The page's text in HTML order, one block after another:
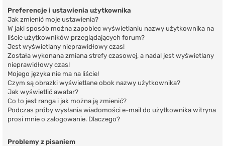
Preferencje i ustawienia użytkownika
Jak zmienić moje ustawienia?
W jaki sposób można zapobiec wyświetlaniu nazwy użytkownika na
liście użytkowników przeglądających forum?
Jest wyświetlany nieprawidłowy czas!
Została wykonana zmiana strefy czasowej, a nadal jest wyświetlany
nieprawidłowy czas!
Mojego języka nie ma na liście!
Czym są obrazki wyświetlane obok nazwy użytkownika?
Jak wyświetlić awatar?
Co to jest ranga i jak można ją zmienić?
Podczas próby wysłania wiadomości e-mail do użytkownika witryna
prosi mnie o zalogowanie. Dlaczego?
Problemy z pisaniem